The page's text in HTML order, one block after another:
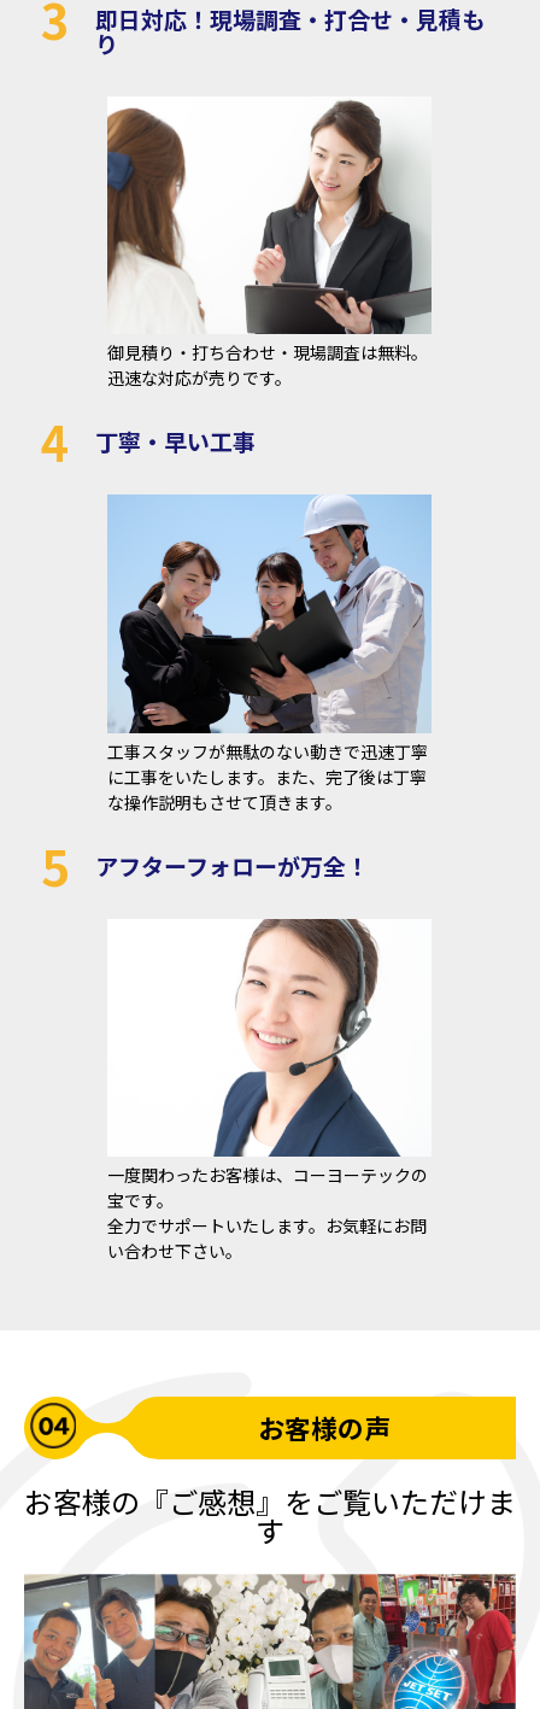
3 即日対応！現場調査・打合せ・見積も
り
御見積り・打ち合わせ・現場調査は無料。
迅速な対応が売りです。
4 丁寧・早い工事
工事スタッフが無駄のない動きで迅速丁寧
に工事をいたします。また、完了後は丁寧
な操作説明もさせて頂きます。
5 アフターフォローが万全！
一度関わったお客様は、コーヨーテックの
宝です。
全力でサポートいたします。お気軽にお問
い合わせ下さい。
お客様の声
お客様の『ご感想』をご覧いただけま
す